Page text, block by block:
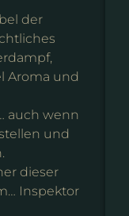
der
Aroma und
auch wenn
und
dieser
Inspektor